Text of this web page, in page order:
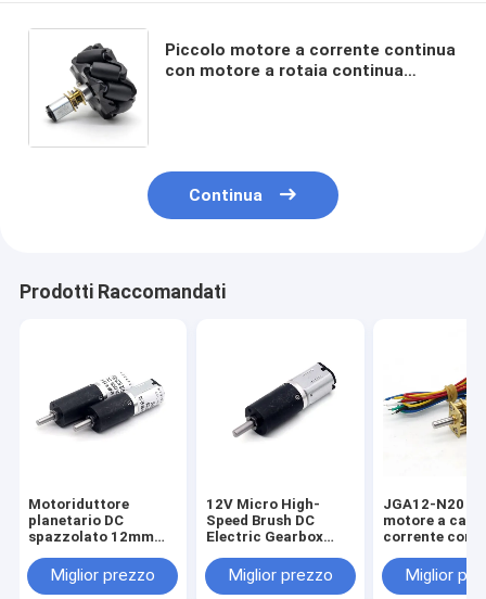
Piccolo motore a corrente continua
con motore a rotaia continua
Continua
Prodotti Raccomandati
Motoriduttore
planetario DC
spazzolato 12mm
planetario DC 6V,
ingranaggio di
Miglior prezzo
12V Micro High-
Speed Brush DC
Electric Gearbox
qualità 12mm DC
Reduction Gear
Miglior prezzo
JGA12-N20
motore a
corrente
motore a
continua a 12
Miglior